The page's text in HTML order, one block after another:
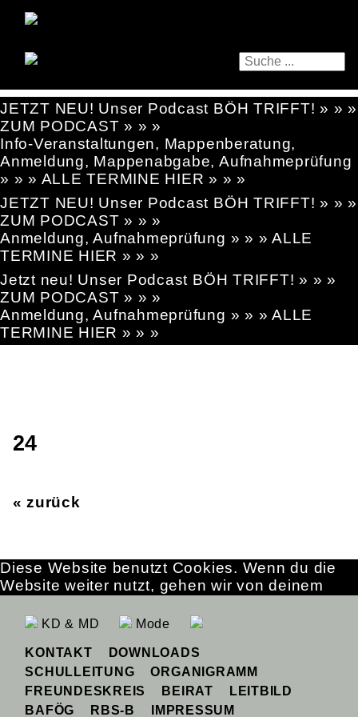
JETZT NEU! Unser Podcast BÖH TRIFFT! » » »
ZUM PODCAST » » »
Info-Veranstaltungen, Mappenberatung,
Anmeldung, Mappenabgabe, Aufnahmeprüfung
» » » ALLE TERMINE HIER » » »
JETZT NEU! Unser Podcast BÖH TRIFFT! » » »
ZUM PODCAST » » »
Anmeldung, Aufnahmeprüfung » » » ALLE
TERMINE HIER » » »
Jetzt neu! Unser Podcast BÖH TRIFFT! » » »
ZUM PODCAST » » »
Anmeldung, Aufnahmeprüfung » » » ALLE
TERMINE HIER » » »
24
« zurück
KD & MD Mode
KONTAKT
DOWNLOADS
SCHULLEITUNG
ORGANIGRAMM
FREUNDESKREIS
BEIRAT
LEITBILD
BAFÖG
RBS-B IMPRESSUM
Diese Website benutzt Cookies. Wenn du die
Website weiter nutzt, gehen wir von deinem